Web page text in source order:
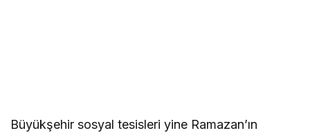
Büyükşehir sosyal tesisleri yine Ramazan’ın